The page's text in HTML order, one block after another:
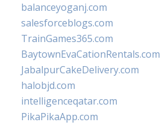
balanceyoganj.com
salesforceblogs.com
TrainGames365.com
BaytownEvaCationRentals.com
JabalpurCakeDelivery.com
halobjd.com
intelligenceqatar.com
PikaPikaApp.com